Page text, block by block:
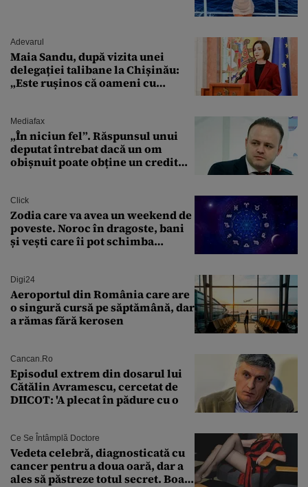
Adevarul
Maia Sandu, după vizita unei
delegației talibane la Chișinău:
„Este rușinos că oameni cu
Mediafax
„În niciun fel”. Răspunsul unui
deputat întrebat dacă un om
obișnuit poate obține un credit
Click
Zodia care va avea un weekend de
poveste. Noroc în dragoste, bani
și vești care îi pot schimba
Digi24
Aeroportul din România care are
o singură cursă pe săptămână, dar
a rămas fără kerosen
Cancan.ro
Episodul extrem din dosarul lui
Cătălin Avramescu, cercetat de
DIICOT: 'A plecat în pădure cu o
Ce Se Întâmplă Doctore
Vedeta celebră, diagnosticată cu
cancer pentru a doua oară, dar a
ales să păstreze totul secret. Boala